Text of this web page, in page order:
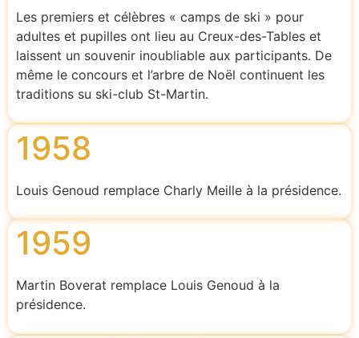
Les premiers et célèbres « camps de ski » pour
adultes et pupilles ont lieu au Creux-des-Tables et
laissent un souvenir inoubliable aux participants. De
même le concours et l’arbre de Noël continuent les
traditions su ski-club St-Martin.
1958
Louis Genoud remplace Charly Meille à la présidence.
1959
Martin Boverat remplace Louis Genoud à la
présidence.